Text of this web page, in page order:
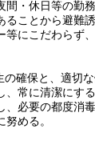
・休日等の勤
ことから避難
にこだわらず
確保と、適切
常に清潔にする
必要の都度消毒
める。